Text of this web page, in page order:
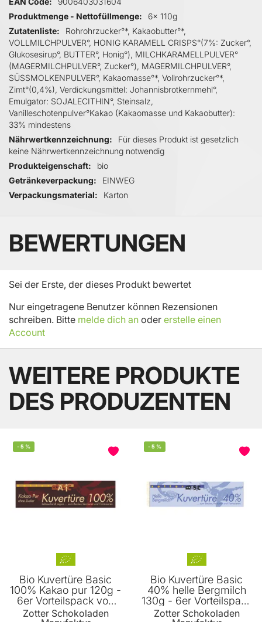
Produktmenge - Nettofüllmenge
6x 110g
Zutatenliste
Rohrohrzucker°*, Kakaobutter°*,
VOLLMILCHPULVER°, HONIG KARAMELL CRISPS°(7%: Zucker°,
Glukosesirup°, BUTTER°, Honig°), MILCHKARAMELLPULVER°
(MAGERMILCHPULVER°, Zucker°), MAGERMILCHPULVER°,
SÜSSMOLKENPULVER°, Kakaomasse°*, Vollrohrzucker°*,
Zimt°(0,4%), Verdickungsmittel: Johannisbrotkernmehl°,
Emulgator: SOJALECITHIN°, Steinsalz,
Vanilleschotenpulver°Kakao (Kakaomasse und Kakaobutter):
33% mindestens
Nährwertkennzeichnung
Für dieses Produkt ist gesetzlich
keine Nährwertkennzeichnung notwendig
Produkteigenschaft
bio
Getränkeverpackung
EINWEG
Verpackungsmaterial
Karton
BEWERTUNGEN
Sei der Erste, der dieses Produkt bewertet
Nur eingetragene Benutzer können Rezensionen
schreiben. Bitte melde dich an oder erstelle einen
Account
WEITERE PRODUKTE
DES PRODUZENTEN
-5 %
Bio Kuvertüre Basic
100% Kakao pur 120g -
6er Vorteilspack von
Zotter
Zotter Schokoladen
-5 %
Bio Kuvertüre Basic
40% helle Bergmilch
130g - 6er Vorteilspack
von Zotter
Zotter Schokoladen